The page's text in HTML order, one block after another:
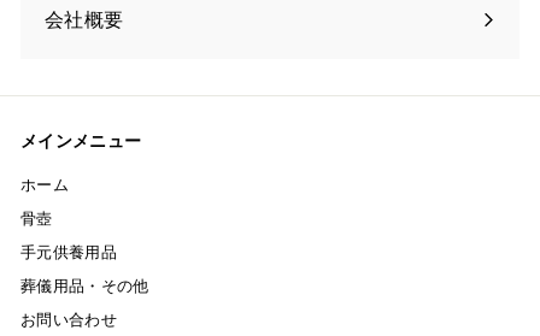
会社概要
メインメニュー
ホーム
骨壺
手元供養用品
葬儀用品・その他
お問い合わせ